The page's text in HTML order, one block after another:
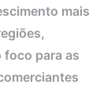
mais
foco para as